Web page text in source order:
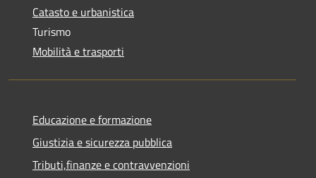
Catasto e urbanistica
Turismo
Mobilità e trasporti
Educazione e formazione
Giustizia e sicurezza pubblica
Tributi,finanze e contravvenzioni